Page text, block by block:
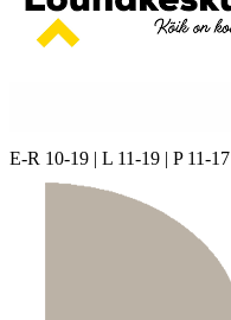
E-R 10-19 | L 11-19 | P 11-17